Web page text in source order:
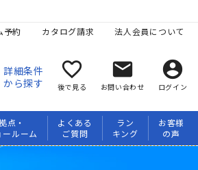
予約 カタログ請求 法人会員について
詳細条件
から探す
favorite_border
後で見る
mail
お問い合わせ
account_circle
ログイン
点・
ールーム
よくある
ご質問
ラン
キング
お客様
の声